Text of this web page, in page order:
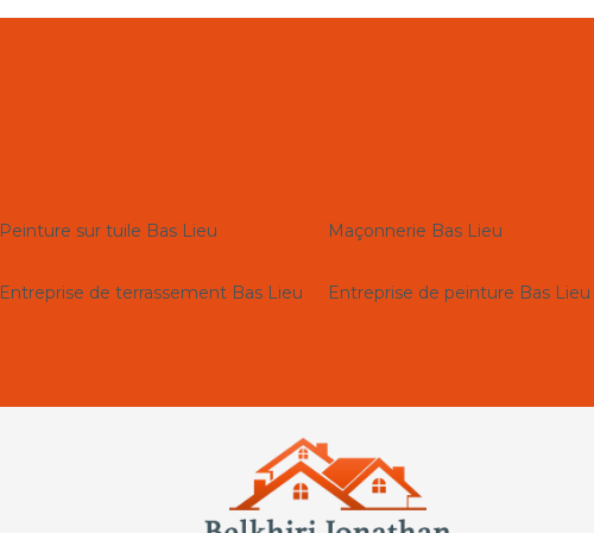
Peinture sur tuile Bas Lieu Maçonnerie Bas Lieu
Entreprise de terrassement Bas Lieu Entreprise de peinture Bas Lieu